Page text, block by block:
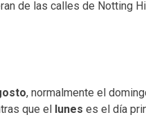
de las calles de Notting
, normalmente el
que el lunes es el día